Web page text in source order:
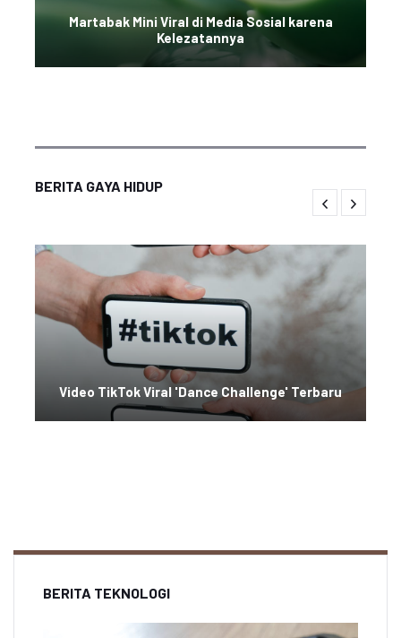
Martabak Mini Viral di Media Sosial karena
Kelezatannya
BERITA GAYA HIDUP
Video TikTok Viral 'Dance Challenge' Terbaru
BERITA TEKNOLOGI